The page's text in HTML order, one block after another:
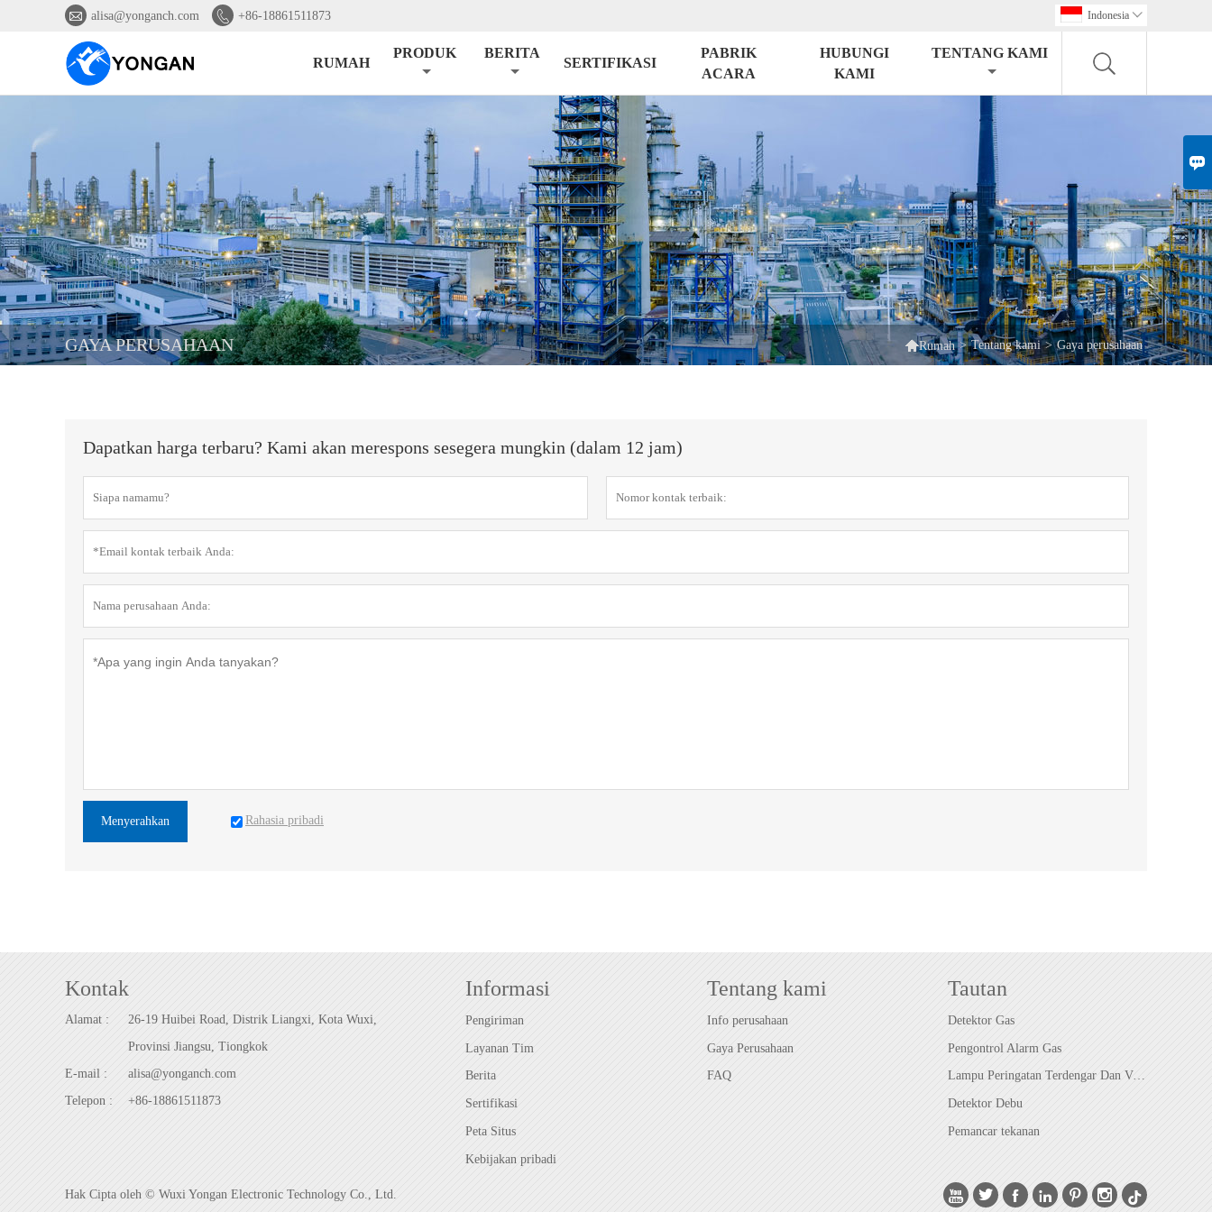

 alisa@yonganch.com  +86-18861511873 Indonesia 
RUMAH
PRODUK BERITA
SERTIFIKASI
PABRIK
ACARA
HUBUNGI
KAMI
TENTANG KAMI
GAYA PERUSAHAAN Rumah > Tentang kami > Gaya perusahaan
Dapatkan harga terbaru? Kami akan merespons sesegera mungkin (dalam 12 jam)
Menyerahkan Rahasia pribadi
Kontak
Alamat :
26-19 Huibei Road, Distrik Liangxi, Kota Wuxi,
Provinsi Jiangsu, Tiongkok
E-mail :
alisa@yonganch.com
Telepon :
+86-18861511873
Informasi
Pengiriman
Layanan Tim
Berita
Sertifikasi
Peta Situs
Kebijakan pribadi
Tentang kami
Info perusahaan
Gaya Perusahaan
FAQ
Tautan
Detektor Gas
Pengontrol Alarm Gas
Lampu Peringatan Terdengar Dan Visual
Detektor Debu
Pemancar tekanan
Hak Cipta oleh © Wuxi Yongan Electronic Technology Co., Ltd.      